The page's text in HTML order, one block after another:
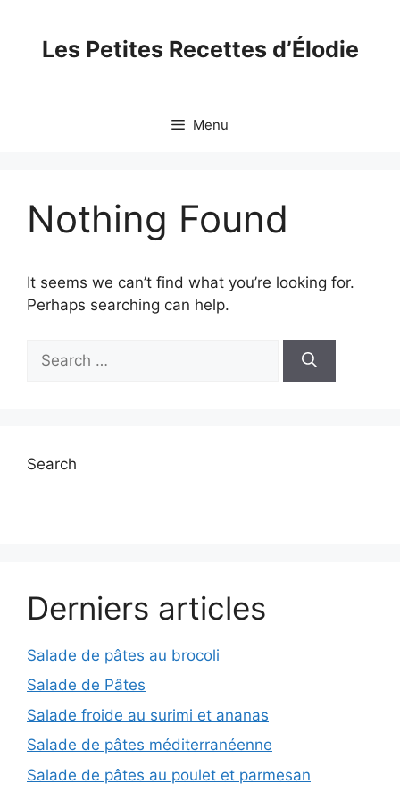
contentLes Petites Recettes d’Élodie
Menu
Nothing Found
It seems we can’t find what you’re looking for.
Perhaps searching can help.
for:
Search
Derniers articles
Salade de pâtes au brocoli
Salade de Pâtes
Salade froide au surimi et ananas
Salade de pâtes méditerranéenne
Salade de pâtes au poulet et parmesan